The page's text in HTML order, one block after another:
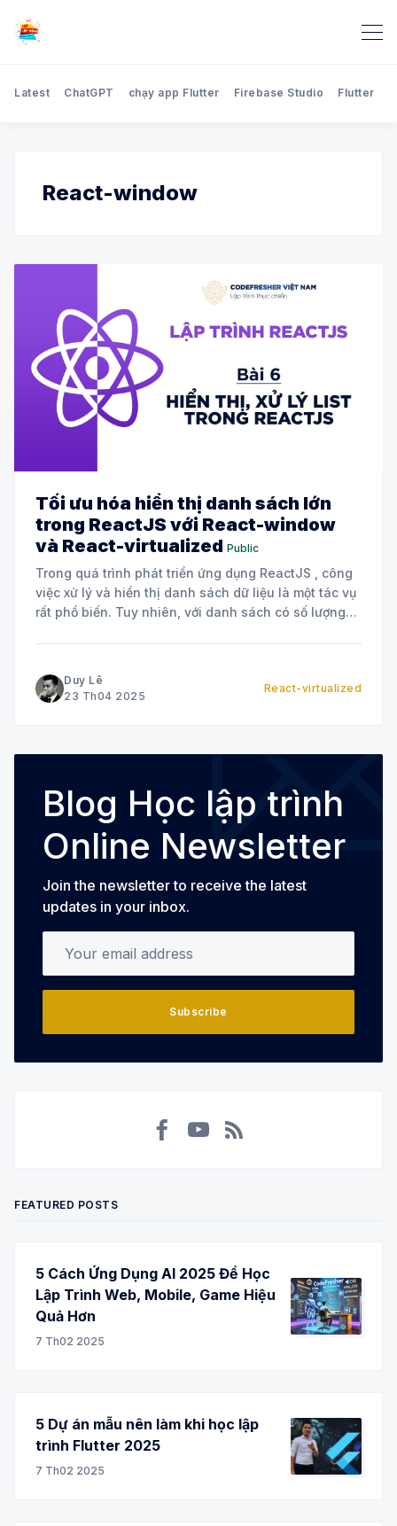
Latest ChatGPT chạy app Flutter Firebase Studio Flutter
React-window
Tối ưu hóa hiển thị danh sách lớn
trong ReactJS với React-window
và React-virtualized Public
Trong quá trình phát triển ứng dụng ReactJS , công
việc xử lý và hiển thị danh sách dữ liệu là một tác vụ
rất phổ biến. Tuy nhiên, với danh sách có số lượng
Duy Lê
23 Th04 2025
React-virtualized
Blog Học lập trình
Online Newsletter
Join the newsletter to receive the latest
updates in your inbox.
Subscribe
FEATURED POSTS
5 Cách Ứng Dụng AI 2025 Để Học
Lập Trình Web, Mobile, Game Hiệu
Quả Hơn
7 Th02 2025
5 Dự án mẫu nên làm khi học lập
trình Flutter 2025
7 Th02 2025